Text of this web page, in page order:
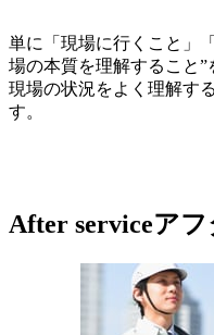
単に「現場に行くこと」
場の本質を理解すること”
現場の状況をよく理解す
す。
After serviceアフ